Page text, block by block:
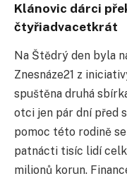
Klánovic dárci
čtyřiadvacetkrát
Na Štědrý den byla
Znesnáze21 z
spuštěna druhá
otci jen pár dní před
pomoc této rodině
patnácti tisíc lidí
milionů korun.